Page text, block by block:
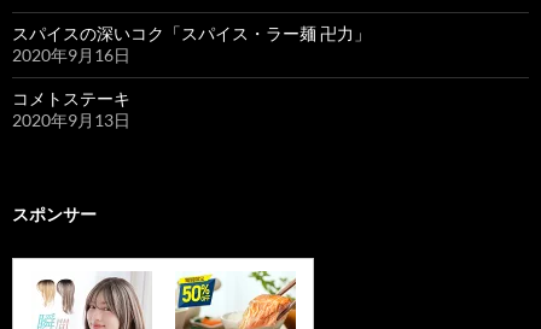
スパイスの深いコク「スパイス・ラー麺 卍力」
2020年9月16日
コメトステーキ
2020年9月13日
スポンサー